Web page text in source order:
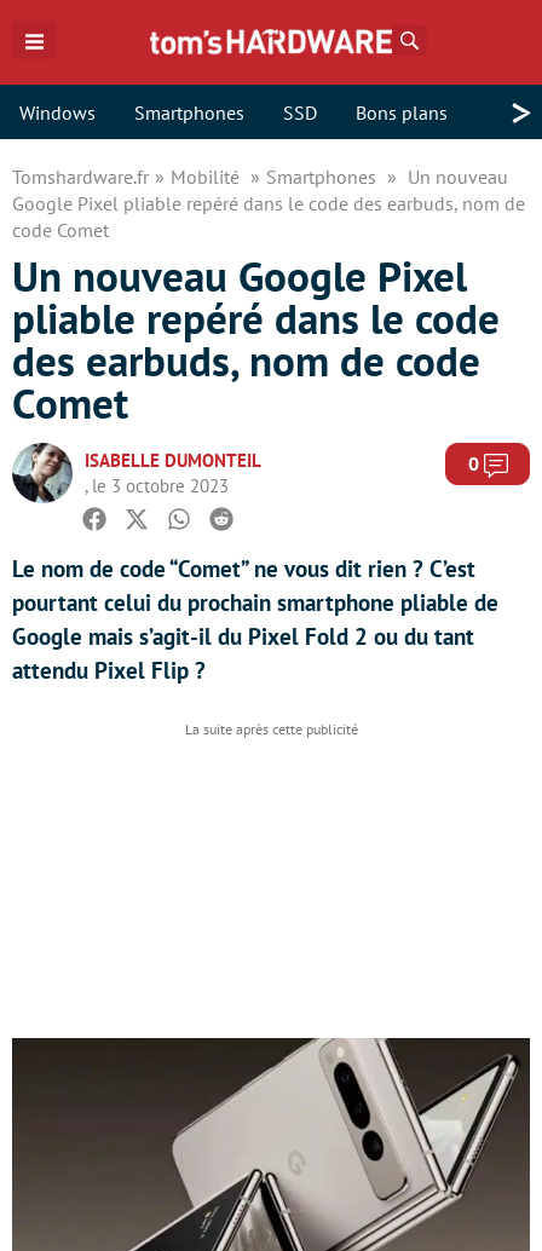
Windows Smartphones SSD Bons plans >
Tomshardware.fr Mobilité Smartphones
Un nouveau
Google Pixel pliable repéré dans le code des earbuds, nom de
code Comet
Un nouveau Google Pixel
pliable repéré dans le code
des earbuds, nom de code
Comet
ISABELLE DUMONTEIL
, le 3 octobre 2023
0
Facebook
TwitterWhatsapp
Reddit
Le nom de code “Comet” ne vous dit rien ? C’est
pourtant celui du prochain smartphone pliable de
Google mais s’agit-il du Pixel Fold 2 ou du tant
attendu Pixel Flip ?